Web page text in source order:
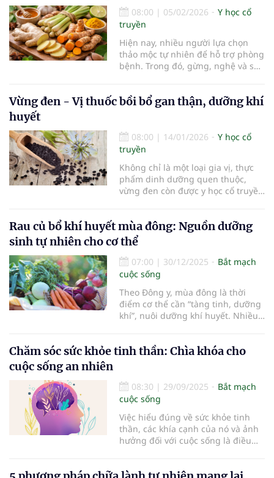
08:00 | 05/02/2026
Y học cổ
truyền
Hiện nay, nhiều người lựa chọn
thảo mộc tự nhiên để hỗ trợ phòng
bệnh. Trong đó, gừng, nghệ và sả
kháng và bảo vệ sức khỏe khi giao
Vừng đen - Vị thuốc bồi bổ gan thận, dưỡng khí
huyết
08:00 | 14/01/2026
Y học cổ
truyền
Không chỉ là một loại gia vị, thực
phẩm dinh dưỡng quen thuộc,
vừng đen còn được y học cổ truyền
nhuận tràng, làm đen tóc...
Rau củ bổ khí huyết mùa đông: Nguồn dưỡng
sinh tự nhiên cho cơ thể
07:00 | 30/12/2025
Bắt mạch
cuộc sống
Theo Đông y, mùa đông là thời
điểm cơ thể cần “tàng tinh, dưỡng
khí”, nuôi dưỡng khí huyết. Nhiều
“vị thuốc dưỡng sinh”.
Chăm sóc sức khỏe tinh thần: Chìa khóa cho
cuộc sống an nhiên
08:30 | 29/09/2025
Bắt mạch
cuộc sống
Việc hiểu đúng về sức khỏe tinh
thần, các khía cạnh của nó và ảnh
hưởng đối với cuộc sống là điều